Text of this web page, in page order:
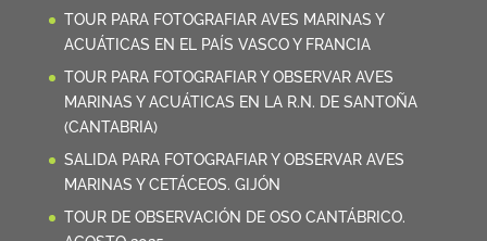
TOUR PARA FOTOGRAFIAR AVES MARINAS Y
ACUÁTICAS EN EL PAÍS VASCO Y FRANCIA
TOUR PARA FOTOGRAFIAR Y OBSERVAR AVES
MARINAS Y ACUÁTICAS EN LA R.N. DE SANTOÑA
(CANTABRIA)
SALIDA PARA FOTOGRAFIAR Y OBSERVAR AVES
MARINAS Y CETÁCEOS. GIJÓN
TOUR DE OBSERVACIÓN DE OSO CANTÁBRICO.